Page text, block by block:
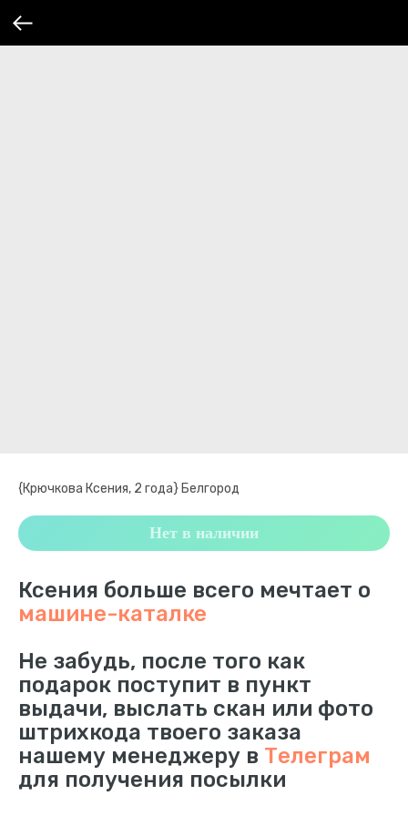
{Крючкова Ксения, 2 года} Белгород
Нет в наличии
Ксения больше всего мечтает о
машине-каталке
Не забудь, после того как
подарок поступит в пункт
выдачи, выслать скан или фото
штрихкода твоего заказа
нашему менеджеру в Телеграм
для получения посылки